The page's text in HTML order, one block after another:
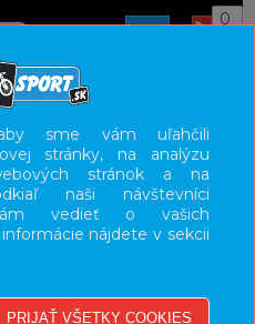
0
PANEL
MENU
sme vám uľahčili
stránky, na analýzu
stránok a na
naši návštevníci
vedieť o vašich
nájdete v sekcii